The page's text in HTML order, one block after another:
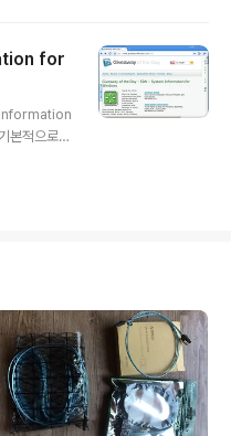
of the Day
스리소스
프로그램
for
본적으로 g
브 커먼즈
에 Syste
션 포 윈
명 SIW 프
보를 모아